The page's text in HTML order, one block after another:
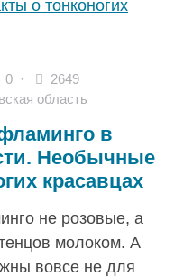
0 ·
2649
область
в
Необычные
красавцах
не розовые, а
молоком. А
вовсе не для